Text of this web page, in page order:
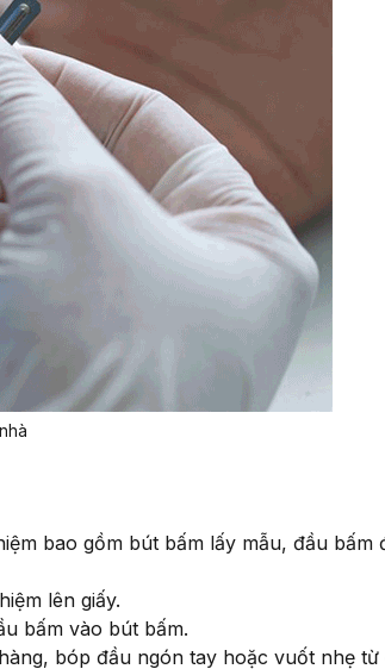
bao gồm bút bấm lấy mẫu, đầu bấm
lên giấy.
bấm vào bút bấm.
bóp đầu ngón tay hoặc vuốt nhẹ từ